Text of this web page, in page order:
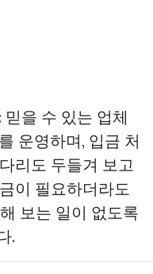
을 수 있는 업체
운영하며, 입금 처
리도 두들겨 보고
이 필요하더라도
보는 일이 없도록
.